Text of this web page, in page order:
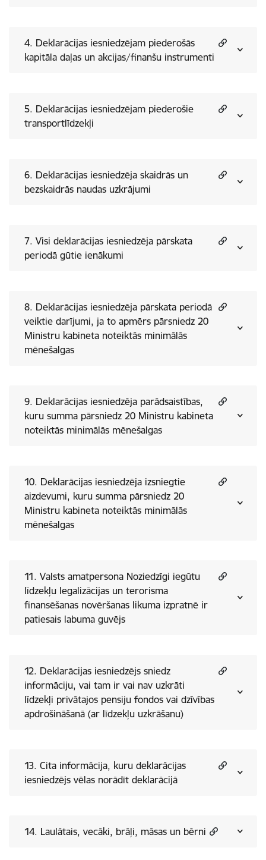
4. Deklarācijas iesniedzējam piederošās
kapitāla daļas un akcijas/finanšu instrumenti
5. Deklarācijas iesniedzējam piederošie
transportlīdzekļi
6. Deklarācijas iesniedzēja skaidrās un
bezskaidrās naudas uzkrājumi
7. Visi deklarācijas iesniedzēja pārskata
periodā gūtie ienākumi
8. Deklarācijas iesniedzēja pārskata periodā
veiktie darījumi, ja to apmērs pārsniedz 20
Ministru kabineta noteiktās minimālās
mēnešalgas
9. Deklarācijas iesniedzēja parādsaistības,
kuru summa pārsniedz 20 Ministru kabineta
noteiktās minimālās mēnešalgas
10. Deklarācijas iesniedzēja izsniegtie
aizdevumi, kuru summa pārsniedz 20
Ministru kabineta noteiktās minimālās
mēnešalgas
11. Valsts amatpersona Noziedzīgi iegūtu
līdzekļu legalizācijas un terorisma
finansēšanas novēršanas likuma izpratnē ir
patiesais labuma guvējs
12. Deklarācijas iesniedzējs sniedz
informāciju, vai tam ir vai nav uzkrāti
līdzekļi privātajos pensiju fondos vai dzīvības
apdrošināšanā (ar līdzekļu uzkrāšanu)
13. Cita informācija, kuru deklarācijas
iesniedzējs vēlas norādīt deklarācijā
14. Laulātais, vecāki, brāļi, māsas un bērni